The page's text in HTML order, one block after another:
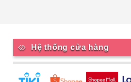
Hệ thống cửa hàng